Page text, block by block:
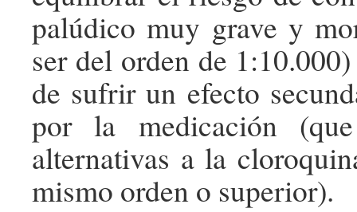
palúdico muy grave y
ser del orden de
de sufrir un efecto
por la medicación
alternativas a la
mismo orden o superior).